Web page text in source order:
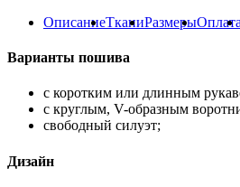
ОписаниеТканиРазмерыОплата
Варианты пошива
с коротким или длинным
с круглым, V-образным
свободный силуэт;
Дизайн